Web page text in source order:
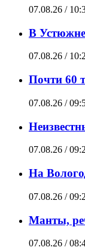
07.08.26 /
В Устюжне
07.08.26 /
Почти 60
07.08.26 /
07.08.26 /
На
07.08.26 /
Манты,
07.08.26 /